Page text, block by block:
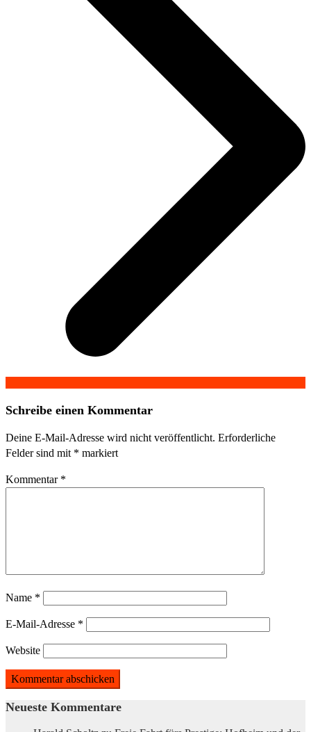
Schreibe einen Kommentar
Deine E-Mail-Adresse wird nicht veröffentlicht. Erforderliche
Felder sind mit * markiert
Kommentar *
Name *
E-Mail-Adresse *
Website
Neueste Kommentare